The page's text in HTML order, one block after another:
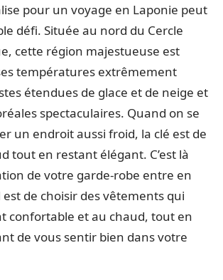
pour un voyage en Laponie peut
défi. Située au nord du Cercle
cette région majestueuse est
températures extrêmement
étendues de glace et de neige et
spectaculaires. Quand on se
un endroit aussi froid, la clé est de
tout en restant élégant. C’est là
de votre garde-robe entre en
est de choisir des vêtements qui
confortable et au chaud, tout en
de vous sentir bien dans votre